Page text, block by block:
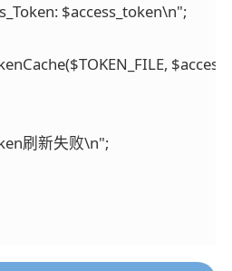
$access_token\n";
刷新失败\n";